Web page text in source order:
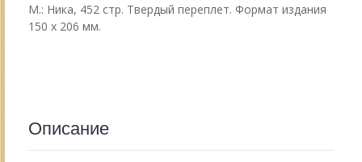
М.: Ника, 452 стр. Твердый переплет. Формат издания
150 х 206 мм.
Описание